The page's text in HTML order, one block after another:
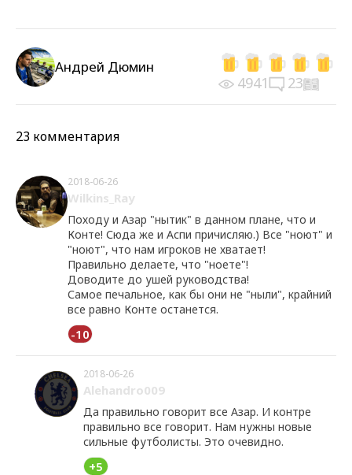
Андрей Дюмин
4941 23
23 комментария
2018-06-26
Wilkins_Ray
Походу и Азар "нытик" в данном плане, что и
Конте! Сюда же и Аспи причисляю.) Все "ноют" и
"ноют", что нам игроков не хватает!
Правильно делаете, что "ноете"!
Доводите до ушей руководства!
Самое печальное, как бы они не "ныли", крайний
все равно Конте останется.
-10
2018-06-26
Alehandro009
Да правильно говорит все Азар. И контре
правильно все говорит. Нам нужны новые
сильные футболисты. Это очевидно.
+5